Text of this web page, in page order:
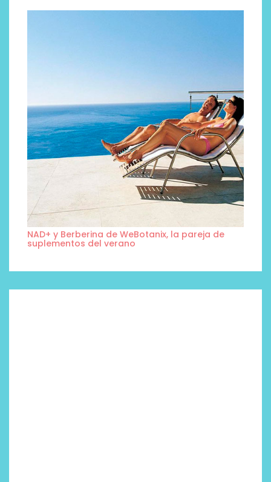
NAD+ y Berberina de WeBotanix, la pareja de
suplementos del verano